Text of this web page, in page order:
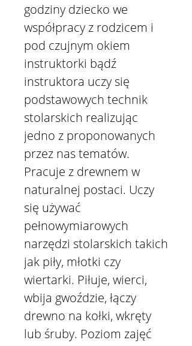
godziny dziecko we
współpracy z rodzicem i
pod czujnym okiem
instruktorki bądź
instruktora uczy się
podstawowych technik
stolarskich realizując
jedno z proponowanych
przez nas tematów.
Pracuje z drewnem w
naturalnej postaci. Uczy
się używać
pełnowymiarowych
narzędzi stolarskich takich
jak piły, młotki czy
wiertarki. Piłuje, wierci,
wbija gwoździe, łączy
drewno na kołki, wkręty
lub śruby. Poziom zajęć